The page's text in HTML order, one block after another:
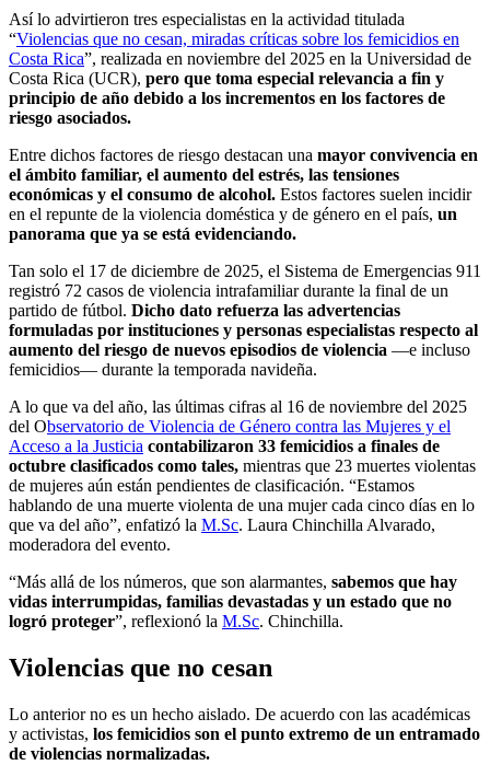
Así lo advirtieron tres especialistas en la actividad titulada
“Violencias que no cesan, miradas críticas sobre los femicidios en
Costa Rica”, realizada en noviembre del 2025 en la Universidad de
Costa Rica (UCR), pero que toma especial relevancia a fin y
principio de año debido a los incrementos en los factores de
riesgo asociados.
Entre dichos factores de riesgo destacan una mayor convivencia en
el ámbito familiar, el aumento del estrés, las tensiones
económicas y el consumo de alcohol. Estos factores suelen incidir
en el repunte de la violencia doméstica y de género en el país, un
panorama que ya se está evidenciando.
Tan solo el 17 de diciembre de 2025, el Sistema de Emergencias 911
registró 72 casos de violencia intrafamiliar durante la final de un
partido de fútbol. Dicho dato refuerza las advertencias
formuladas por instituciones y personas especialistas respecto al
aumento del riesgo de nuevos episodios de violencia —e incluso
femicidios— durante la temporada navideña.
A lo que va del año, las últimas cifras al 16 de noviembre del 2025
del Observatorio de Violencia de Género contra las Mujeres y el
Acceso a la Justicia contabilizaron 33 femicidios a finales de
octubre clasificados como tales, mientras que 23 muertes violentas
de mujeres aún están pendientes de clasificación. “Estamos
hablando de una muerte violenta de una mujer cada cinco días en lo
que va del año”, enfatizó la M.Sc. Laura Chinchilla Alvarado,
moderadora del evento.
“Más allá de los números, que son alarmantes, sabemos que hay
vidas interrumpidas, familias devastadas y un estado que no
logró proteger”, reflexionó la M.Sc. Chinchilla.
Violencias que no cesan
Lo anterior no es un hecho aislado. De acuerdo con las académicas
y activistas, los femicidios son el punto extremo de un entramado
de violencias normalizadas.